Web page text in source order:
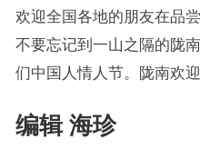
欢迎全国各地的朋友在品
不要忘记到一山之隔的陇
们中国人情人节。陇南欢迎
编辑 海珍